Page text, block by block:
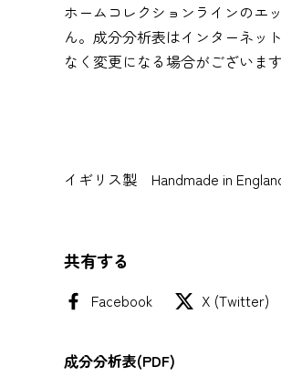
ホームコレクションラインのエ
ん。成分分析表はインターネッ
なく変更になる場合がございます
イギリス製 Handmade in
共有する
Facebook X (Twitter)
成分分析表(PDF)